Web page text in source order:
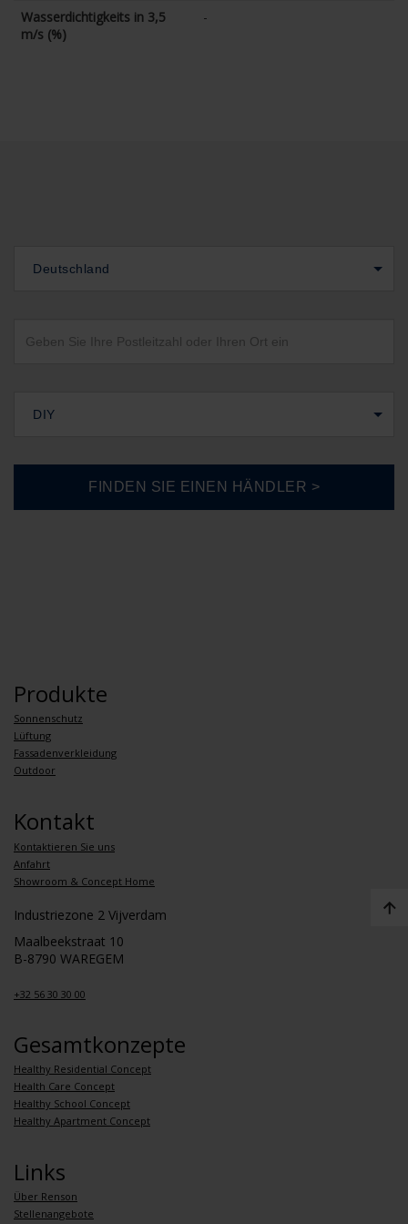
Wasserdichtigkeits in 3,5
m/s (%)
-
Deutschland
DIY
Produkte
Sonnenschutz
Lüftung
Fassadenverkleidung
Outdoor
Kontakt
Kontaktieren Sie uns
Anfahrt
Showroom & Concept Home
Industriezone 2 Vijverdam
Maalbeekstraat 10
B-8790 WAREGEM
+32 56 30 30 00
Gesamtkonzepte
Healthy Residential Concept
Health Care Concept
Healthy School Concept
Healthy Apartment Concept
Links
Über Renson
Stellenangebote